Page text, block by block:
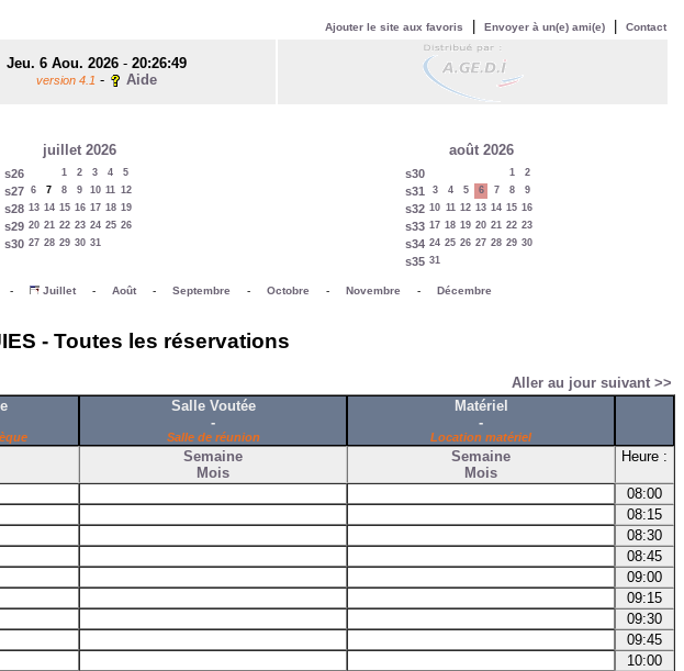
Ajouter le site aux favoris Envoyer à un(e) ami(e) Contact
Jeu. 6 Aou. 2026- 20:26:49
version 4.1 - Aide
juillet 2026
s26 1 2 3 4 5
s27 6 7 8 9 10 11 12
s28 13 14 15 16 17 18 19
s29 20 21 22 23 24 25 26
s30 27 28 29 30 31
août 2026
s30 1 2
s31 3 4 5 6 7 8 9
s32 10 11 12 13 14 15 16
s33 17 18 19 20 21 22 23
s34 24 25 26 27 28 29 30
s35 31
- Juillet - Août - Septembre - Octobre - Novembre - Décembre
- Toutes les réservations
Aller au jour suivant >>
Salle Voutée
-
Salle de réunion
Matériel
-
Location matériel
Semaine
Mois
Semaine
Mois
Heure :
08:00
08:15
08:30
08:45
09:00
09:15
09:30
09:45
10:00